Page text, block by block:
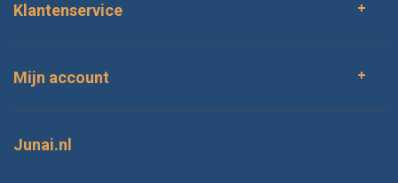
Klantenservice
Mijn account
Junai.nl